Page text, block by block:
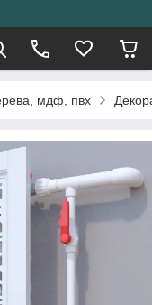
мдф, пвх